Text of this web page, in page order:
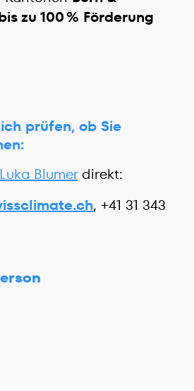
zu 100 % Förderung
prüfen, ob Sie
Luka Blumerdirekt:
, +41 31 343